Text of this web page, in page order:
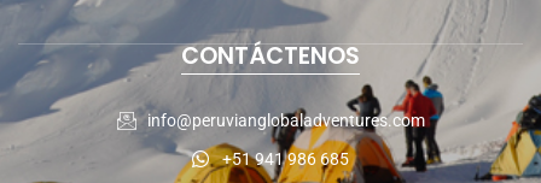
CONTÁCTENOS
info@peruvianglobaladventures.com
+51 941 986 685